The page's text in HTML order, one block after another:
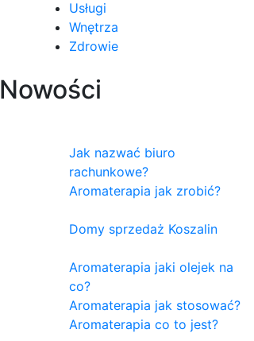
Usługi
Wnętrza
Zdrowie
Nowości
Jak nazwać biuro
rachunkowe?
Aromaterapia jak zrobić?
Domy sprzedaż Koszalin
Aromaterapia jaki olejek na
co?
Aromaterapia jak stosować?
Aromaterapia co to jest?